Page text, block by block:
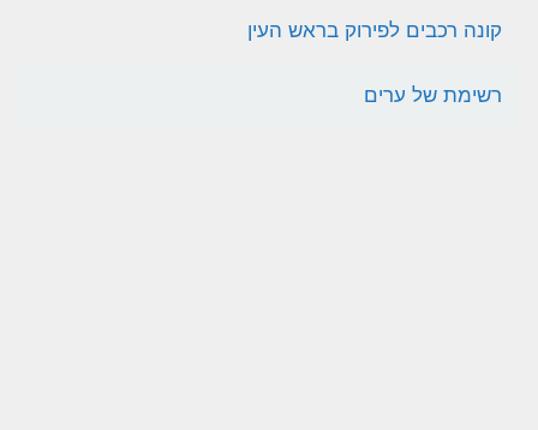
קונה רכבים לפירוק בראש העין
רשימת של ערים